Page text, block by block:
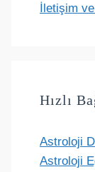
İletişim
Hızlı
Astroloji
Astroloji